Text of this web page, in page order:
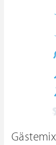
Gästemix